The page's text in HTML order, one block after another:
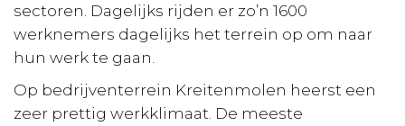
sectoren. Dagelijks rijden er zo’n 1600
werknemers dagelijks het terrein op om naar
hun werk te gaan.
Op bedrijventerrein Kreitenmolen heerst een
zeer prettig werkklimaat. De meeste